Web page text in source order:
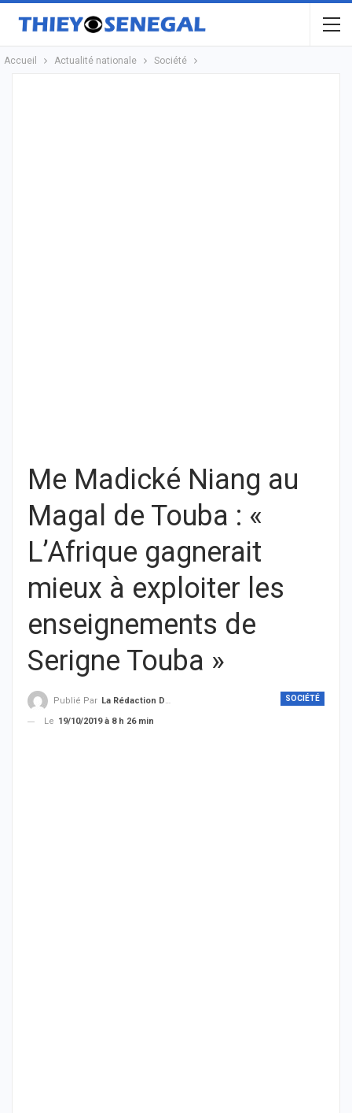
Accueil Actualité nationale Société
Me Madické Niang au
Magal de Touba : «
L’Afrique gagnerait
mieux à exploiter les
enseignements de
Serigne Touba »
SOCIÉTÉ
Publié Par La Rédaction De THIEYSENEGAL.com
Le 19/10/2019 à 8 h 26 min